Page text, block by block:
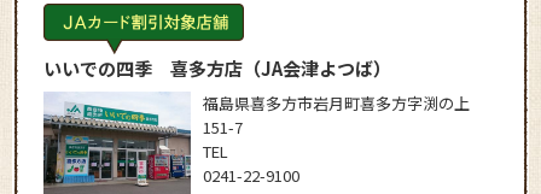
いいでの四季 喜多方店（JA会津よつば）
福島県喜多方市岩月町喜多方字渕の上
151-7
TEL
0241-22-9100